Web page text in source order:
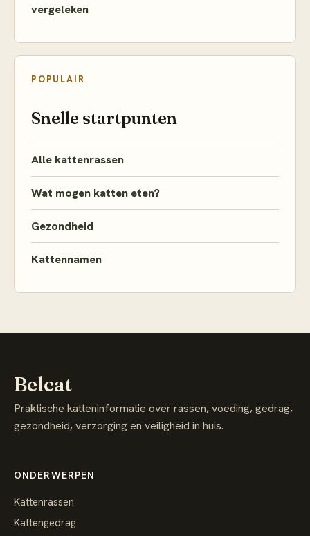
vergeleken
POPULAIR
Snelle startpunten
Alle kattenrassen
Wat mogen katten eten?
Gezondheid
Kattennamen
Belcat
Praktische katteninformatie over rassen, voeding, gedrag,
gezondheid, verzorging en veiligheid in huis.
ONDERWERPEN
Kattenrassen
Kattengedrag